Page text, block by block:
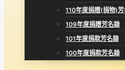
110年度捐贈(捐物)
109年度捐贈芳名錄
101年度捐款芳名錄
100年度捐款芳名錄